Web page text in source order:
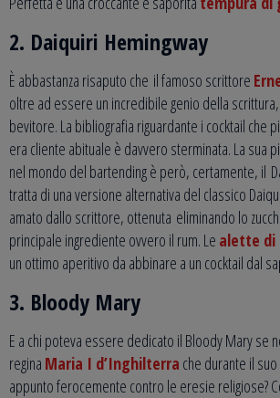
2. Daiquiri Hemingway
È abbastanza risaputo che il famoso scrittore
oltre ad essere un incredibile genio della
bevitore. La bibliografia riguardante i cocktail che
era cliente abituale è davvero sterminata. La sua
nel mondo del bartending è però, certamente, il
tratta di una versione alternativa del classico
amato dallo scrittore, ottenuta eliminando lo
principale ingrediente ovvero il rum. Le alette di
un ottimo aperitivo da abbinare a un cocktail dal
3. Bloody Mary
E a chi poteva essere dedicato il Bloody Mary se
regina Maria I d’Inghilterra che durante il
appunto ferocemente contro le eresie religiose?